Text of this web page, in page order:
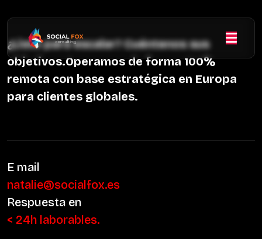
¿Listo para escalar? Cuéntenos sus
objetivos.Operamos de forma 100%
remota con base estratégica en Europa
para clientes globales.
E mail
natalie@socialfox.es
Respuesta en
< 24h laborables.